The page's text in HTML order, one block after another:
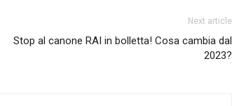
Next article
Stop al canone RAI in bolletta! Cosa cambia dal
2023?